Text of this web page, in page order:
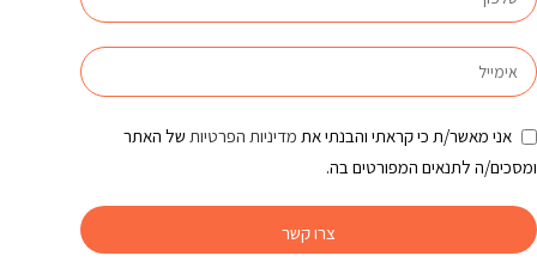
אני מאשר/ת כי קראתי והבנתי את מדיניות הפרטיות של האתר
ומסכים/ה לתנאים המפורטים בה.
צרו קשר